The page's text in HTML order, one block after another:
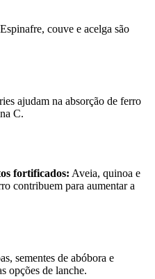
Espinafre, couve e acelga são
ajudam na absorção de ferro
C.
fortificados: Aveia, quinoa e
contribuem para aumentar a
sementes de abóbora e
opções de lanche.